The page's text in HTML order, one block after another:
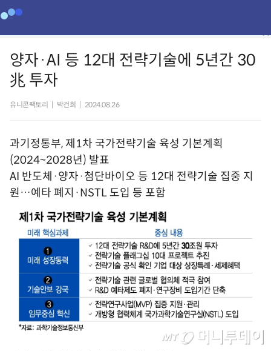
양자·AI 등 12대 전략기술에 5년간 30
兆 투자
유니콘팩토리 박건희 2024.08.26
과기정통부, 제1차 국가전략기술 육성 기본계획
(2024~2028년) 발표
AI 반도체·양자·첨단바이오 등 12대 전략기술 집중 지
원…예타 폐지·NSTL 도입 등 포함